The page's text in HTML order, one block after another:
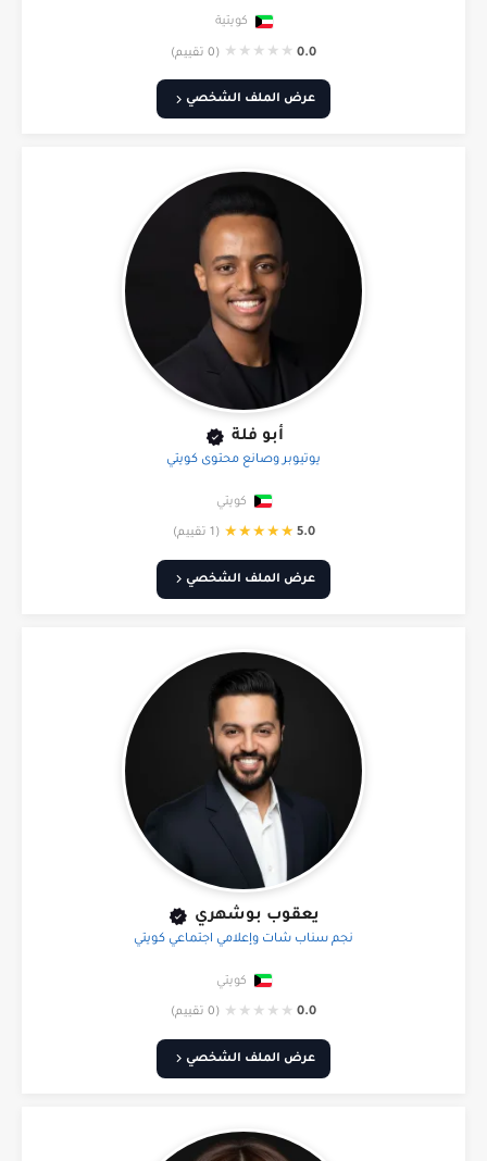
كويتية
0.0
★
★
★
★
★ (0 تقييم)
عرض الملف الشخصي
أبو فلة
يوتيوبر وصانع محتوى كويتي
كويتي
5.0
★
★
★
★
★ (1 تقييم)
عرض الملف الشخصي
يعقوب بوشهري
نجم سناب شات وإعلامي اجتماعي كويتي
كويتي
0.0
★
★
★
★
★ (0 تقييم)
عرض الملف الشخصي